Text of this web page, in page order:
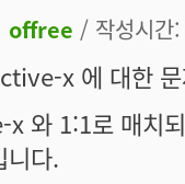
offree / 작성시
x 에 대한
와 1:1로 매치
니다.